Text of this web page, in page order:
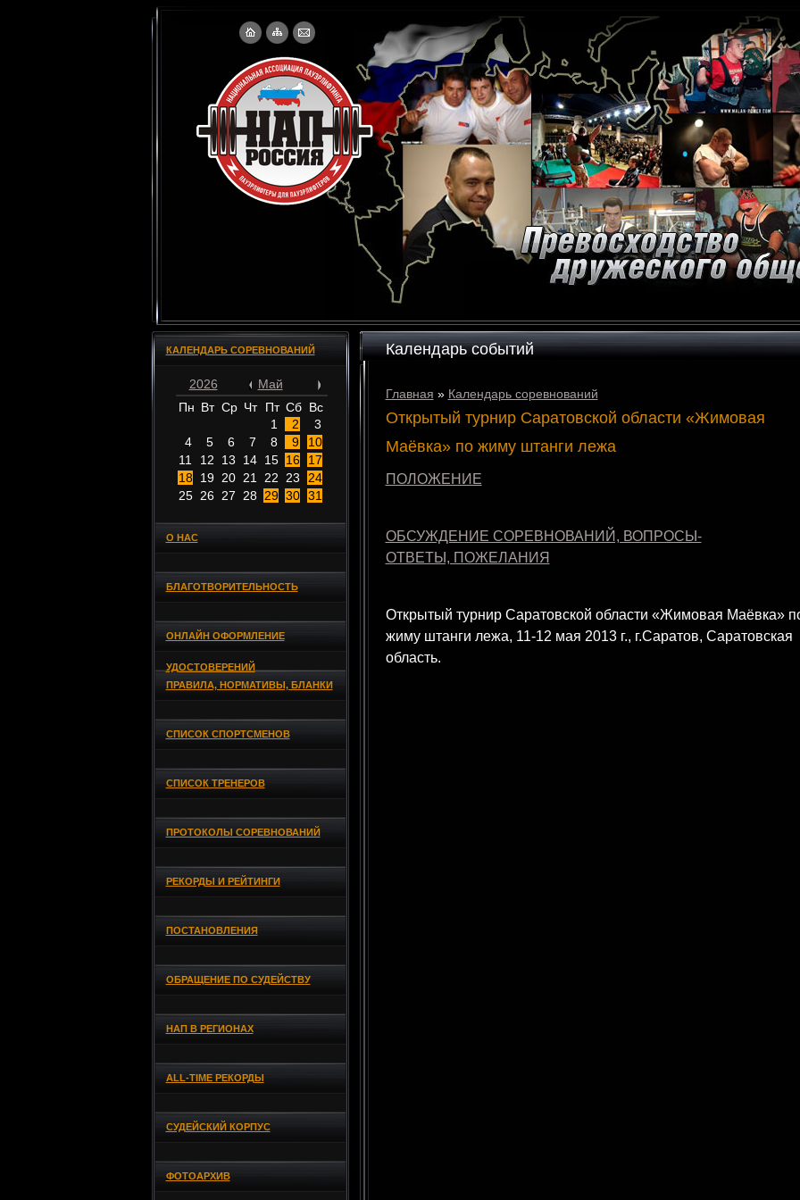
КАЛЕНДАРЬ СОРЕВНОВАНИЙ
2026
Май
Пн Вт Ср Чт Пт Сб Вс
1
2
3
4
5 6 7 8 9
10
11
12 13 14 15 16
17
18 19 20 21 22 23
24
25 26 27 28 29 30 31
О НАС
БЛАГОТВОРИТЕЛЬНОСТЬ
ОНЛАЙН ОФОРМЛЕНИЕ
УДОСТОВЕРЕНИЙ
ПРАВИЛА, НОРМАТИВЫ, БЛАНКИ
СПИСОК СПОРТСМЕНОВ
СПИСОК ТРЕНЕРОВ
ПРОТОКОЛЫ СОРЕВНОВАНИЙ
РЕКОРДЫ И РЕЙТИНГИ
ПОСТАНОВЛЕНИЯ
ОБРАЩЕНИЕ ПО СУДЕЙСТВУ
НАП В РЕГИОНАХ
ALL-TIME РЕКОРДЫ
СУДЕЙСКИЙ КОРПУС
ФОТОАРХИВ
Календарь событий
Главная » Календарь соревнований
Открытый турнир Саратовской области «Жимовая
Маёвка» по жиму штанги лежа
ПОЛОЖЕНИЕ
ОБСУЖДЕНИЕ СОРЕВНОВАНИЙ, ВОПРОСЫ-
ОТВЕТЫ, ПОЖЕЛАНИЯ
Открытый турнир Саратовской области «Жимовая Маёвка»
жиму штанги лежа, 11-12 мая 2013 г., г.Саратов, Саратовская
область.